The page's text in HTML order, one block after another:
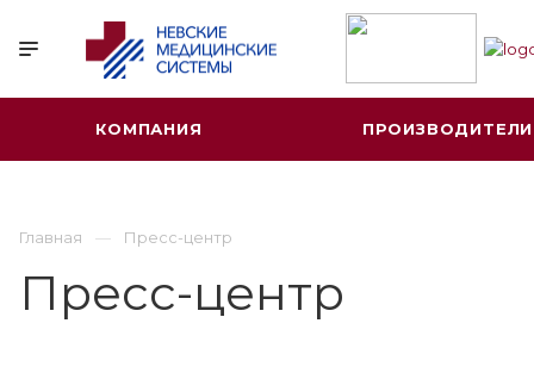
КОМПАНИЯ ПРОИЗВОДИТЕЛИ
Главная Пресс-центр
Пресс-центр